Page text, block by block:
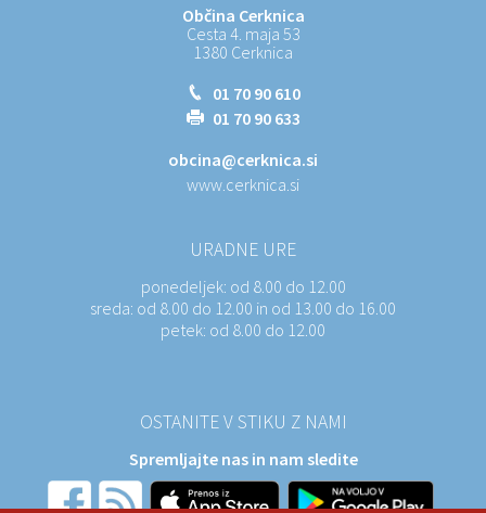
Občina Cerknica
Cesta 4. maja 53
1380 Cerknica
01 70 90 610
01 70 90 633
obcina@cerknica.si
www.cerknica.si
URADNE URE
ponedeljek: od 8.00 do 12.00
sreda: od 8.00 do 12.00 in od 13.00 do 16.00
petek: od 8.00 do 12.00
OSTANITE V STIKU Z NAMI
Spremljajte nas in nam sledite